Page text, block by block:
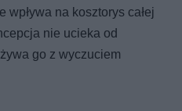
na kosztorys całej
nie ucieka od
go z wyczuciem